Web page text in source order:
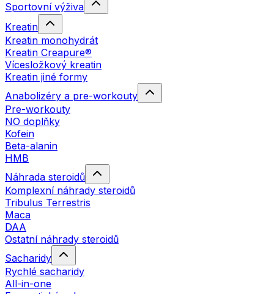
Sportovní výživa
Kreatin
Kreatin monohydrát
Kreatin Creapure®
Vícesložkový kreatin
Kreatin jiné formy
Anabolizéry a pre-workouty
Pre-workouty
NO doplňky
Kofein
Beta-alanin
HMB
Náhrada steroidů
Komplexní náhrady steroidů
Tribulus Terrestris
Maca
DAA
Ostatní náhrady steroidů
Sacharidy
Rychlé sacharidy
All-in-one